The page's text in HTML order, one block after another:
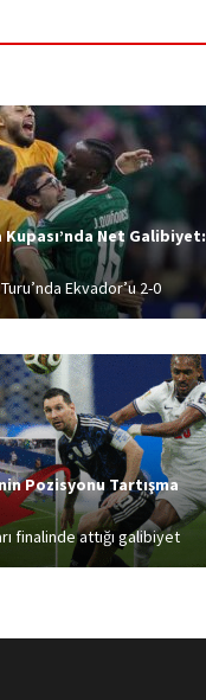
Kupası’nda Net Galibiyet:
Ekvador’u 2-0
16 turuna yükseldi.
birisi
Pozisyonu Tartışma
finalinde attığı galibiyet
taraftarlar, Djed Spence'e